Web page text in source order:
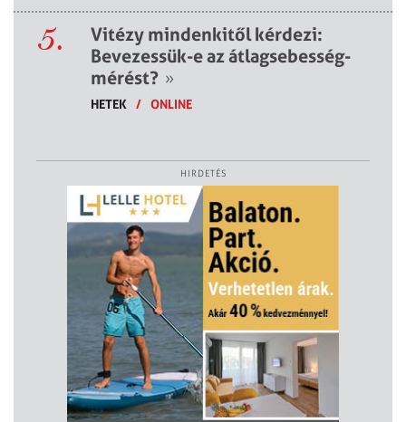
5.
Vitézy mindenkitől kérdezi:
Bevezessük-e az átlagsebesség-
mérést? »
HETEK / ONLINE
HIRDETÉS